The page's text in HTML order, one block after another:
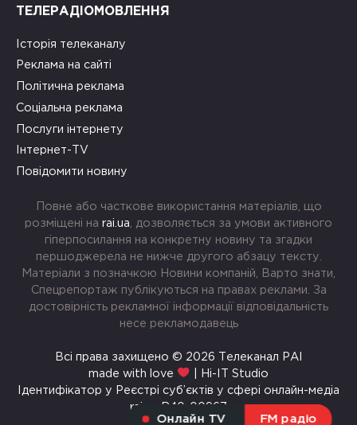
Онлайн TV FM радіо
ТЕЛЕРАДІОМОВЛЕННЯ
Історія телеканалу
Реклама на сайті
Політична реклама
Соціальна реклама
Послуги інтернету
Інтернет-TV
Повідомити новину
Повне або часткове використання матеріалів, що
розміщені на rai.ua , дозволяється за умови активного
гіперпосилання на конкретну новину та згадки
першоджерела не нижче другого абзацу тексту.
Матеріали з позначкою Новини компаній, Варто знати,
Спецрепортаж публікуються на правах реклами. За
достовірність рекламної інформації відповідальність
несе рекламодавець
Всі права захищено © 2026 Телеканал РАІ
made with love
| Hi-IT Studio
Ідентифікатор у Реєстрі суб’єктів у сфері онлайн-медіа
rai.ua R40-00967